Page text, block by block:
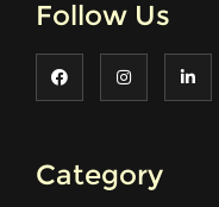
Follow Us
Category